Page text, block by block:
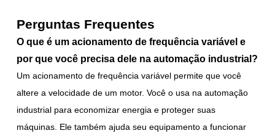
Perguntas Frequentes
O que é um acionamento de frequência variável e
por que você precisa dele na automação industrial?
Um acionamento de frequência variável permite que você
altere a velocidade de um motor. Você o usa na automação
industrial para economizar energia e proteger suas
máquinas. Ele também ajuda seu equipamento a funcionar